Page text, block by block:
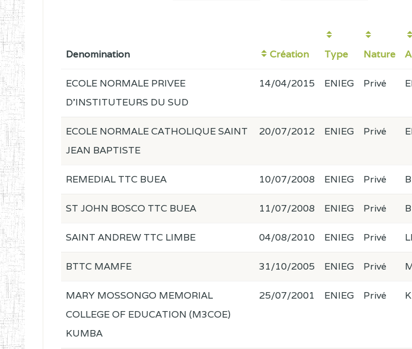
Denomination Création Type Nature
ECOLE NORMALE PRIVEE
D'INSTITUTEURS DU SUD
14/04/2015 ENIEG Privé
ECOLE NORMALE CATHOLIQUE SAINT
JEAN BAPTISTE
20/07/2012 ENIEG Privé
REMEDIAL TTC BUEA 10/07/2008 ENIEG Privé
ST JOHN BOSCO TTC BUEA 11/07/2008 ENIEG Privé
SAINT ANDREW TTC LIMBE 04/08/2010 ENIEG Privé
BTTC MAMFE 31/10/2005 ENIEG Privé
MARY MOSSONGO MEMORIAL
COLLEGE OF EDUCATION (M3COE)
KUMBA
25/07/2001 ENIEG Privé